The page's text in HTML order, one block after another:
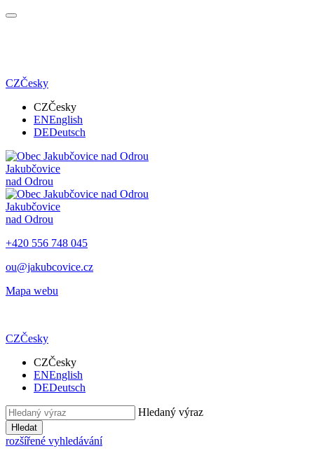
CZČesky
CZČesky
ENEnglish
DEDeutsch
Jakubčovice
nad Odrou
Jakubčovice
nad Odrou
+420 556 748 045
ou@jakubcovice.cz
Mapa webu
CZČesky
CZČesky
ENEnglish
DEDeutsch
Hledaný výraz
Hledat
rozšířené vyhledávání